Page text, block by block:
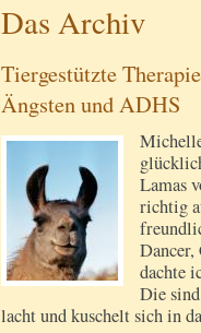
Das Archiv
Tiergestützte
Ängsten und ADHS
Lamas
richtig
Dancer,
dachte
Die
lacht und kuschelt sich in